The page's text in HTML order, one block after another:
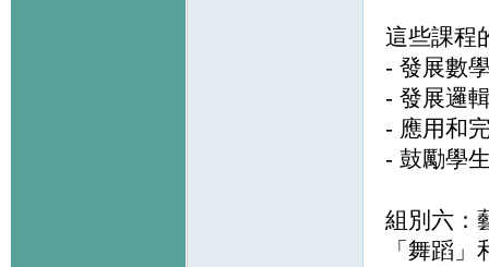
這些課程
- 發展數
- 發展邏
- 應用和
- 鼓勵學
組別六：
「舞蹈